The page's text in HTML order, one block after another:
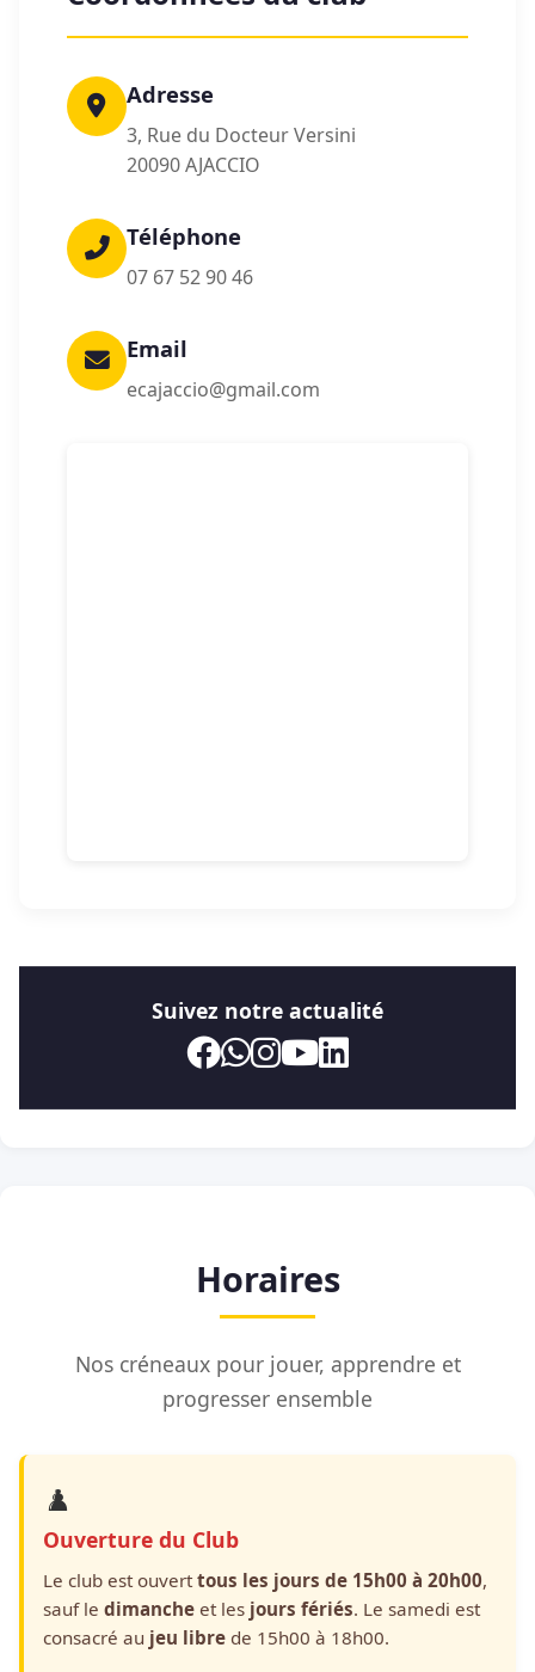
Adresse
3, Rue du Docteur Versini
20090 AJACCIO
Téléphone
07 67 52 90 46
Email
ecajaccio@gmail.com
Suivez notre actualité
Horaires
Nos créneaux pour jouer, apprendre et
progresser ensemble
♟️
Ouverture du Club
Le club est ouvert tous les jours de 15h00 à 20h00,
sauf le dimanche et les jours fériés. Le samedi est
consacré au jeu libre de 15h00 à 18h00.